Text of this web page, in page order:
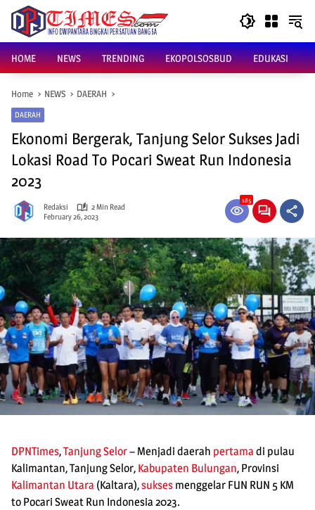
content
HOME
NEWS TRENDING EKOPOLSOSBUD EDUKASI
Home NEWS DAERAH
DAERAH
Ekonomi Bergerak, Tanjung Selor Sukses Jadi
Lokasi Road To Pocari Sweat Run Indonesia
2023
Redaksi
2 Min Read
February 26, 2023
185
DPNTimes,Tanjung Selor– Menjadi daerah pertama di pulau
Kalimantan, Tanjung Selor, Kabupaten Bulungan, Provinsi
Kalimantan Utara (Kaltara),sukses menggelar FUN RUN 5 KM
to Pocari Sweat Run Indonesia 2023.